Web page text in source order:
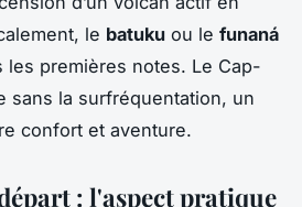
le batuku ou le funaná
les premières notes. Le Cap-
sans la surfréquentation, un
confort et aventure.
: l'aspect pratique